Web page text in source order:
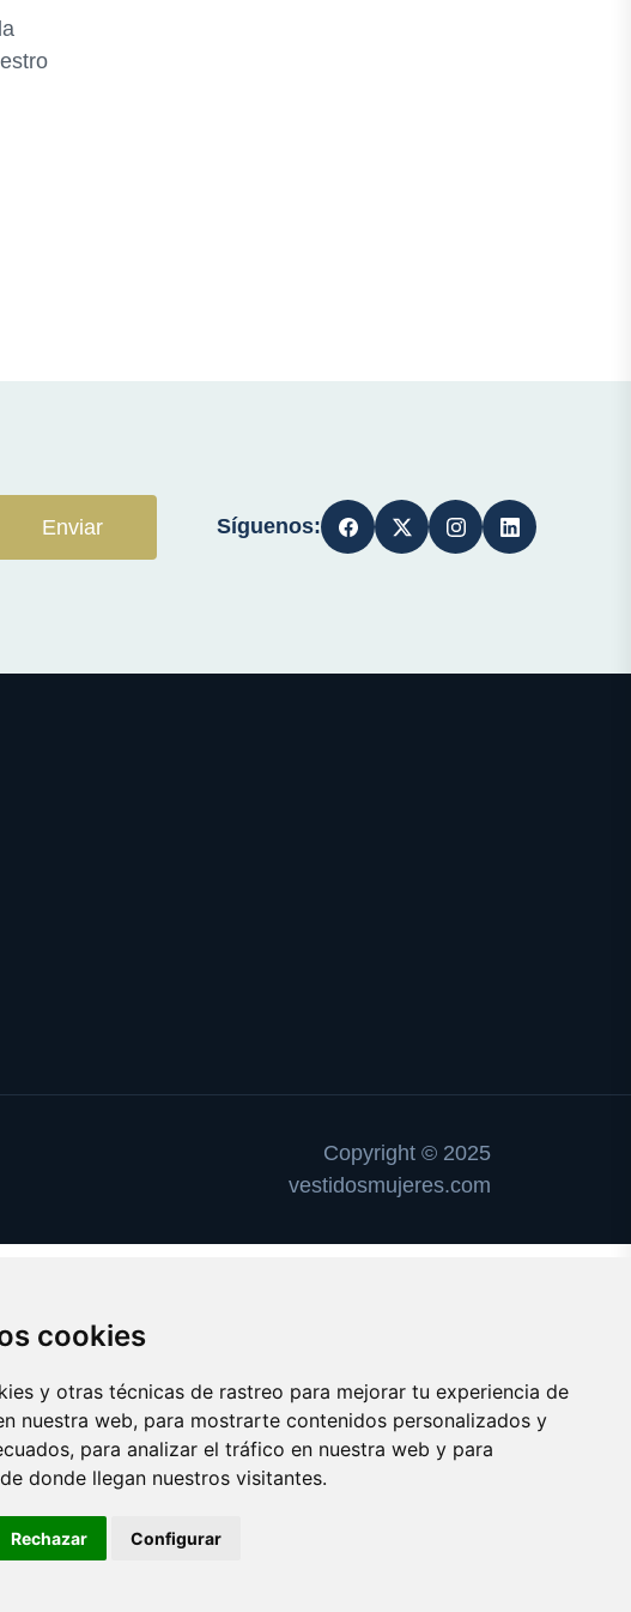
cookies
y otras técnicas de rastreo para mejorar tu experiencia de
nuestra web, para mostrarte contenidos personalizados y
para analizar el tráfico en nuestra web y para
donde llegan nuestros visitantes.
Rechazar Configurar
Enviar Síguenos:
Copyright © 2025
vestidosmujeres.com